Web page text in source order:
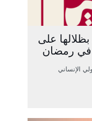
على
في رمضان
الإنساني